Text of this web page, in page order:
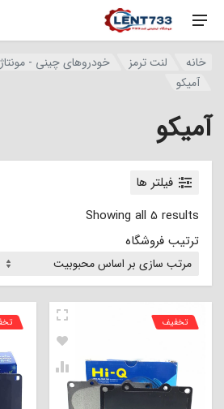
خانه لنت ترمز
خودروهای چینی -
آمیکو
آمیکو
فیلتر ها
Showing all 5 results
ترتیب فروشگاه
تخفیف